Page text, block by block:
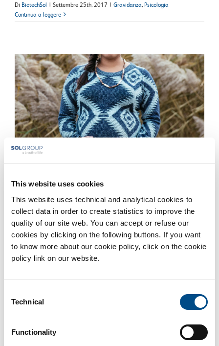
This website uses cookies
This website uses technical and analytical cookies to
collect data in order to create statistics to improve the
quality of our site web. You can accept or refuse our
cookies by clicking on the following buttons. If you want
to know more about our cookie policy, click on the cookie
policy link on our website.
Selection
Technical
Functionality
Di BiotechSol | Settembre 25th, 2017 | Gravidanza, Psicologia
Continua a leggere
Citomegalovirus in gravidanza: come e quando
viene contratto
Gli agenti virali sono grandi nemici delle future mamme e [...]
DiBiotechSol | Settembre 18th, 2017